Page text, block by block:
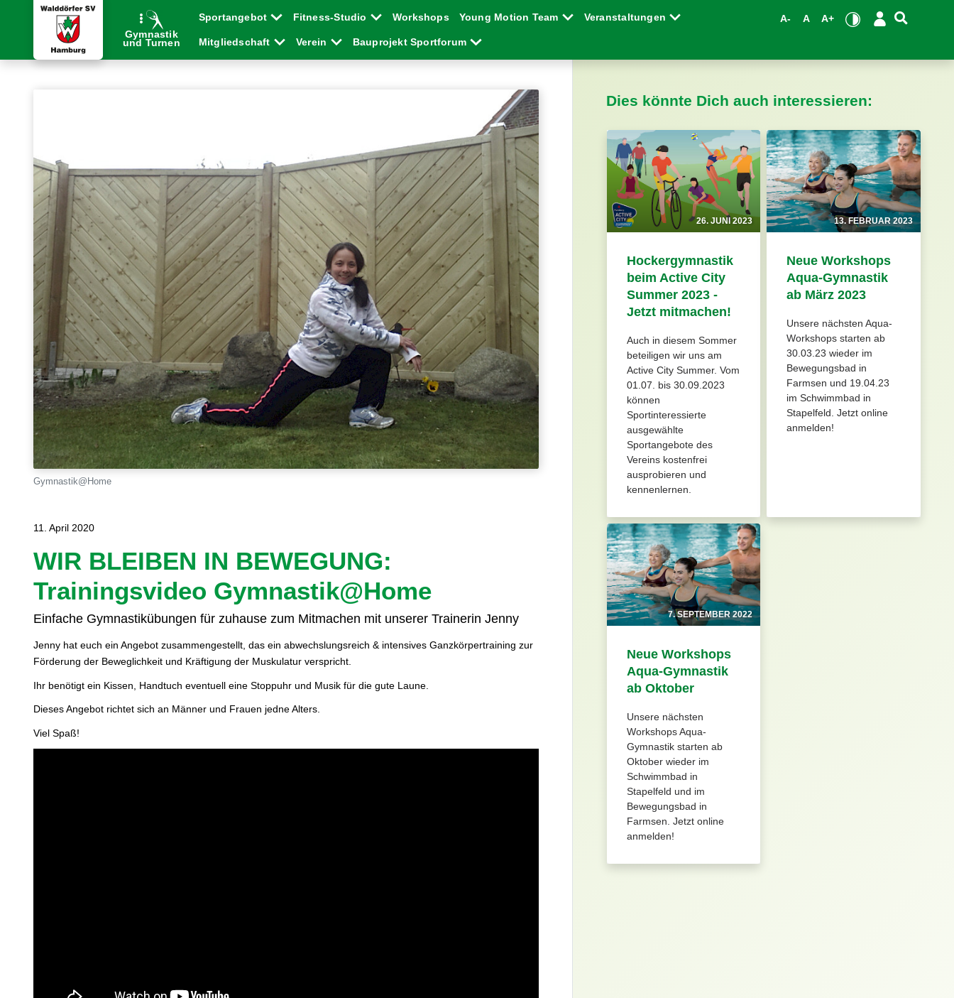
Gymnastik
und Turnen
Sportangebot Fitness-Studio Workshops Young Motion Team Veranstaltungen
Mitgliedschaft Verein Bauprojekt Sportforum
A- A A+
Gymnastik@Home
11. April 2020
WIR BLEIBEN IN BEWEGUNG:
Trainingsvideo Gymnastik@Home
Einfache Gymnastikübungen für zuhause zum Mitmachen mit unserer Trainerin Jenny
Jenny hat euch ein Angebot zusammengestellt, das ein abwechslungsreich & intensives Ganzkörpertraining zur
Förderung der Beweglichkeit und Kräftigung der Muskulatur verspricht.
Ihr benötigt ein Kissen, Handtuch eventuell eine Stoppuhr und Musik für die gute Laune.
Dieses Angebot richtet sich an Männer und Frauen jedne Alters.
Viel Spaß!
Dies könnte Dich auch interessieren:
26. JUNI 2023
Hockergymnastik
beim Active City
Summer 2023 -
Jetzt mitmachen!
Auch in diesem Sommer
beteiligen wir uns am
Active City Summer. Vom
01.07. bis 30.09.2023
können
Sportinteressierte
ausgewählte
Sportangebote des
Vereins kostenfrei
ausprobieren und
kennenlernen.
13. FEBRUAR 2023
Neue Workshops
Aqua-Gymnastik
ab März 2023
Unsere nächsten Aqua-
Workshops starten ab
30.03.23 wieder im
Bewegungsbad in
Farmsen und 19.04.23
im Schwimmbad in
Stapelfeld. Jetzt online
anmelden!
7. SEPTEMBER 2022
Neue Workshops
Aqua-Gymnastik
ab Oktober
Unsere nächsten
Workshops Aqua-
Gymnastik starten ab
Oktober wieder im
Schwimmbad in
Stapelfeld und im
Bewegungsbad in
Farmsen. Jetzt online
anmelden!